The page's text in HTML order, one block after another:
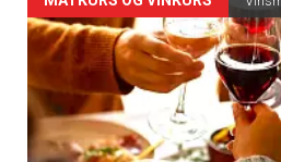
akkurat
nå
-